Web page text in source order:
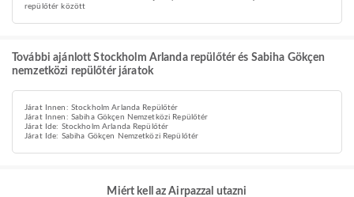
repülőtér között
További ajánlott Stockholm Arlanda repülőtér és Sabiha Gökçen
nemzetközi repülőtér járatok
Járat Innen: Stockholm Arlanda Repülőtér
Járat Innen: Sabiha Gökçen Nemzetközi Repülőtér
Járat Ide: Stockholm Arlanda Repülőtér
Járat Ide: Sabiha Gökçen Nemzetközi Repülőtér
Miért kell az Airpazzal utazni